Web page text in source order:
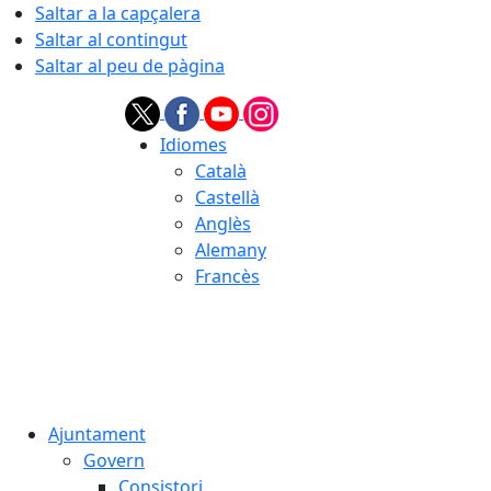
Saltar a la capçalera
Saltar al contingut
Saltar al peu de pàgina
Idiomes
Català
Castellà
Anglès
Alemany
Francès
Ajuntament
Govern